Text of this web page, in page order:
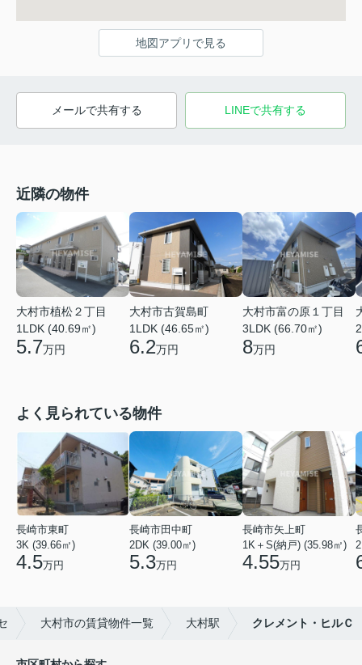
地図アプリで見る
メールで共有する LINEで共有する
近隣の物件
大村市植松２丁目
1LDK (40.69㎡)
5.7万円
大村市古賀島町
1LDK (46.65㎡)
6.2万円
大村市富の原１丁目
3LDK (66.70㎡)
8万円
よく見られている物件
長崎市東町
3K (39.66㎡)
4.5万円
長崎市田中町
2DK (39.00㎡)
5.3万円
長崎市矢上町
1K＋S(納戸) (35.98㎡)
4.55万円
大村市の賃貸物件一覧 大村駅 クレメント・ヒルＣ